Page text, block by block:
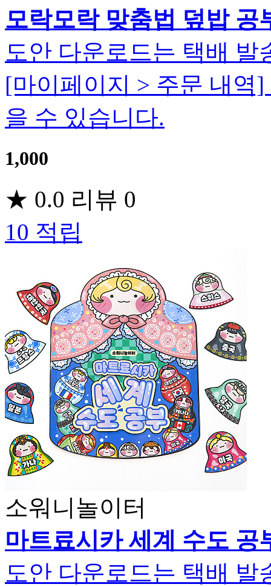
모락모락 맞춤법 덮밥 공
도안 다운로드는 택배 발
[마이페이지 > 주문 내역
을 수 있습니다.
1,000
★ 0.0 리뷰 0
10 적립
소워니놀이터
마트료시카 세계 수도 공
도안 다운로드는 택배 발